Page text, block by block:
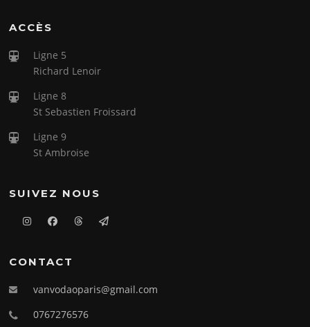
ACCÈS
Ligne 5
Richard Lenoir
Ligne 8
St Sebastien Froissard
Ligne 9
St Ambroise
SUIVEZ NOUS
CONTACT
vanvodaoparis@gmail.com
0767276576